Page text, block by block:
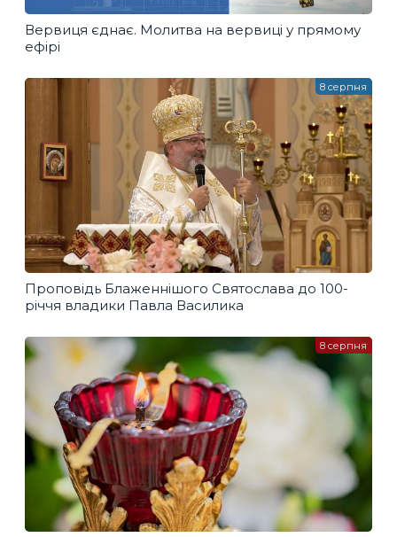
Вервиця єднає. Молитва на вервиці у прямому
ефірі
Проповідь Блаженнішого Святослава до 100-
річчя владики Павла Василика
8 серпня
8 серпня